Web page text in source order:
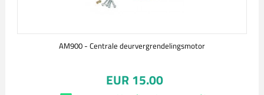
AM900 - Centrale deurvergrendelingsmotor
EUR 15.00